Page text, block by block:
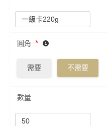
圓角 *
需要 不需要
數量